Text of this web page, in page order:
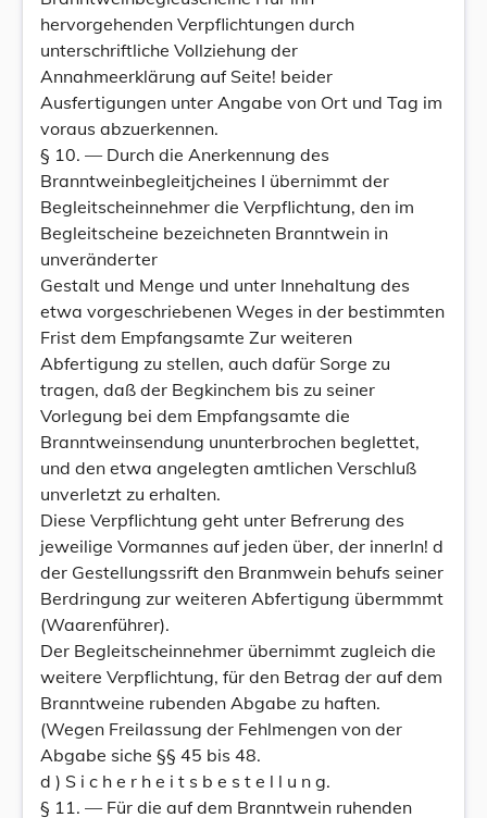
hervorgehenden Verpflichtungen durch
unterschriftliche Vollziehung der
Annahmeerklärung auf Seite! beider
Ausfertigungen unter Angabe von Ort und Tag im
voraus abzuerkennen.
§ 10. — Durch die Anerkennung des
Branntweinbegleitjcheines I übernimmt der
Begleitscheinnehmer die Verpflichtung, den im
Begleitscheine bezeichneten Branntwein in
unveränderter
Gestalt und Menge und unter Innehaltung des
etwa vorgeschriebenen Weges in der bestimmten
Frist dem Empfangsamte Zur weiteren
Abfertigung zu stellen, auch dafür Sorge zu
tragen, daß der Begkinchem bis zu seiner
Vorlegung bei dem Empfangsamte die
Branntweinsendung ununterbrochen beglettet,
und den etwa angelegten amtlichen Verschluß
unverletzt zu erhalten.
Diese Verpflichtung geht unter Befrerung des
jeweilige Vormannes auf jeden über, der innerln! d
der Gestellungssrift den Branmwein behufs seiner
Berdringung zur weiteren Abfertigung übermmmt
(Waarenführer).
Der Begleitscheinnehmer übernimmt zugleich die
weitere Verpflichtung, für den Betrag der auf dem
Branntweine rubenden Abgabe zu haften.
(Wegen Freilassung der Fehlmengen von der
Abgabe siche §§ 45 bis 48.
d ) S i c h e r h e i t s b e s t e l l u n g.
§ 11. — Für die auf dem Branntwein ruhenden